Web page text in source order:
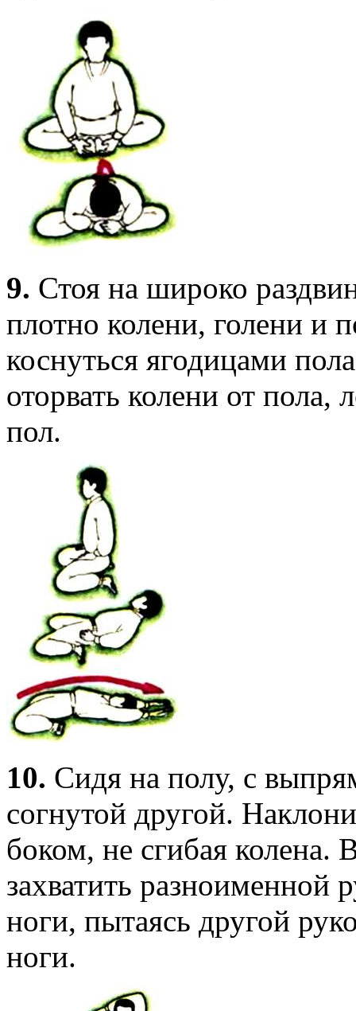
9. Стоя на широко
плотно колени, голени и
коснуться ягодицами
оторвать колени от пола,
пол.
10. Сидя на полу, с
согнутой другой.
боком, не сгибая колена.
захватить разноименной
ноги, пытаясь другой
ноги.